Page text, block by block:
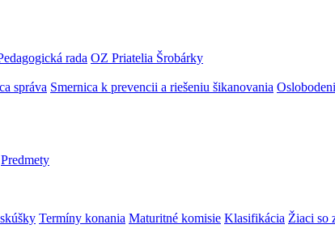
rada OZ Priatelia Šrobárky
správa Smernica k prevencii a riešeniu šikanovania
Predmety
Termíny konania Maturitné komisie Klasifikácia Žiaci so